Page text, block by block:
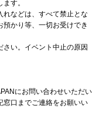
す。
などは、すべて禁止とな
預かり等、一切お受けでき
い。イベント中止の原因
にお問い合わせいただい
窓口までご連絡をお願いい